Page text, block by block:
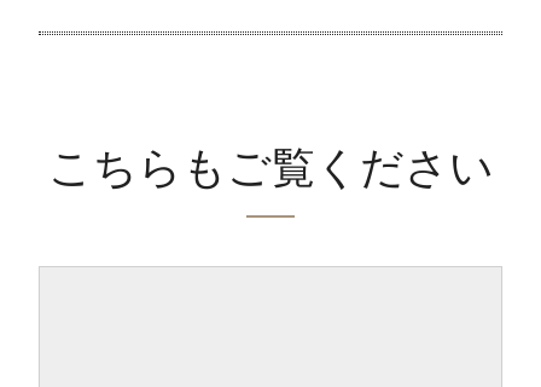
こちらもご覧ください